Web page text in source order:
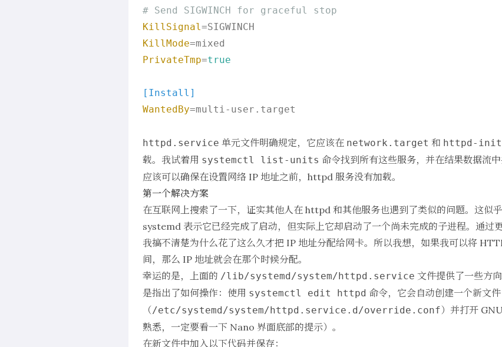
# Send SIGWINCH for graceful stop
KillSignal
KillMode
PrivateTmp=true
[Install]
WantedBy=multi-user.target
httpd.service 单元文件明确规定，它应该在 network.target 和 httpd-
载。我试着用 systemctl list-units 命令找到所有这些服务，并在结果数据流
应该可以确保在设置网络 IP 地址之前，httpd 服务没有加载。
第一个解决方案
在互联网上搜索了一下，证实其他人在 httpd 和其他服务也遇到了类似的问题。这似
systemd 表示它已经完成了启动，但实际上它却启动了一个尚未完成的子进程。通过
我搞不清楚为什么花了这么久才把 IP 地址分配给网卡。所以我想，如果我可以将
间，那么 IP 地址就会在那个时候分配。
幸运的是，上面的 /lib/systemd/system/httpd.service 文件提供了一些方
是指出了如何操作：使用 systemctl edit httpd 命令，它会自动创建一个新文件
（/etc/systemd/system/httpd.service.d/override.conf）并打开
熟悉，一定要看一下 Nano 界面底部的提示）。
在新文件中加入以下代码并保存：